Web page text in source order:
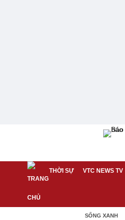
THỜI SỰ VTC NEWS TV
SỐNG XANH